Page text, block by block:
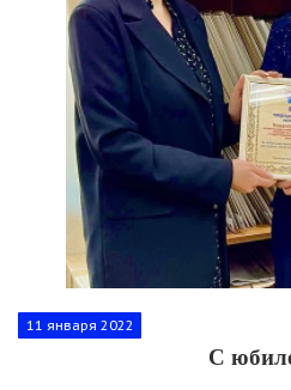
11 января 2022
С